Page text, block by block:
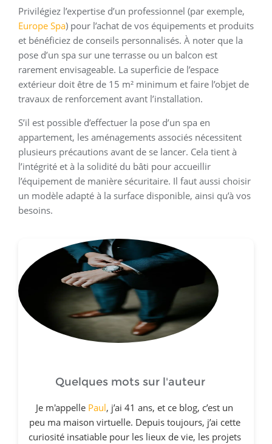
Privilégiez l’expertise d’un professionnel (par exemple,
Europe Spa) pour l’achat de vos équipements et produits
et bénéficiez de conseils personnalisés. À noter que la
pose d’un spa sur une terrasse ou un balcon est
rarement envisageable. La superficie de l’espace
extérieur doit être de 15 m² minimum et faire l’objet de
travaux de renforcement avant l’installation.
S’il est possible d’effectuer la pose d’un spa en
appartement, les aménagements associés nécessitent
plusieurs précautions avant de se lancer. Cela tient à
l’intégrité et à la solidité du bâti pour accueillir
l’équipement de manière sécuritaire. Il faut aussi choisir
un modèle adapté à la surface disponible, ainsi qu’à vos
besoins.
Quelques mots sur l'auteur
Je m'appelle Paul, j’ai 41 ans, et ce blog, c’est un
peu ma maison virtuelle. Depuis toujours, j’ai cette
curiosité insatiable pour les lieux de vie, les projets